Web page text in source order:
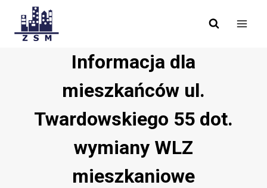
content
Informacja dla
mieszkańców ul.
Twardowskiego 55 dot.
wymiany WLZ
mieszkaniowe